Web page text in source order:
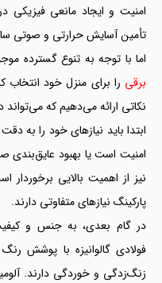
امنیت و ایجاد مانعی فیزیکی
تأمین آسایش حرارتی و صوتی
اما با توجه به تنوع گسترده
برقیرا برای منزل خود انتخاب
نکاتی ارائه می‌دهیم که
ابتدا باید نیازهای خود را به
امنیت است یا بهبود عایق‌بندی
نیز از اهمیت بالایی
پارکینگ نیازهای متفاوتی دارند.
در گام بعدی، به جنس و
فولادی گالوانیزه با پوشش رنگ
زنگ‌زدگی و خوردگی دارند.